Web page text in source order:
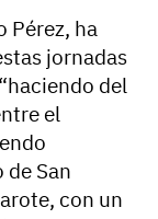
Pérez, ha
jornadas
del
el
San
con un